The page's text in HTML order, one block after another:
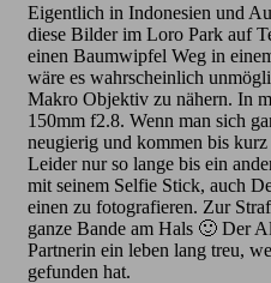
Eigentlich in Indonesien und
diese Bilder im Loro Park auf
einen Baumwipfel Weg in
wäre es wahrscheinlich
Makro Objektiv zu nähern. In
150mm f2.8. Wenn man sich
neugierig und kommen bis
Leider nur so lange bis ein
mit seinem Selfie Stick, auch
einen zu fotografieren. Zur
ganze Bande am Hals 🙂 Der
Partnerin ein leben lang treu,
gefunden hat.